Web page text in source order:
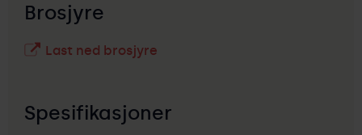
Brosjyre
Last ned brosjyre
Spesifikasjoner